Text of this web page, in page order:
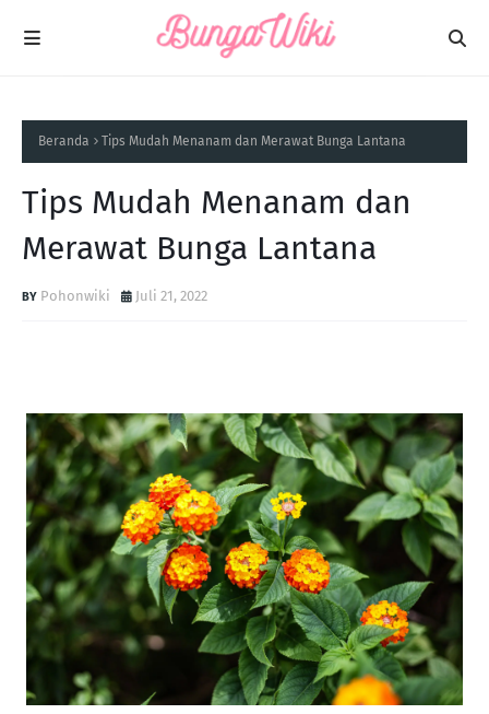
Beranda Tips Mudah Menanam dan Merawat Bunga Lantana
Tips Mudah Menanam dan
Merawat Bunga Lantana
Pohonwiki Juli 21, 2022